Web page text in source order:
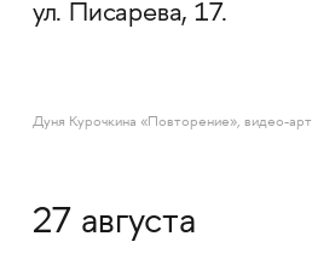
ул. Писарева, 17.
Дуня Курочкина «Повторение», видео-арт
27 августа